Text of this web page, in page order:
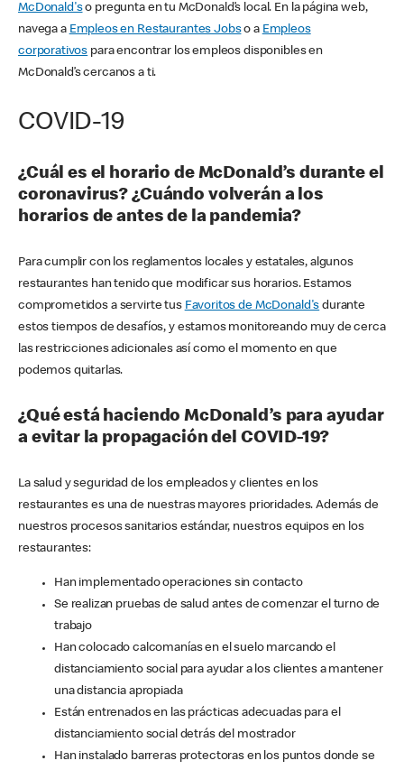
McDonald'so pregunta en tu McDonald’s local. En la página web,
navega a Empleos en Restaurantes Jobso a Empleos
corporativos para encontrar los empleos disponibles en
McDonald’s cercanos a ti.
COVID-19
¿Cuál es el horario de McDonald’s durante el
coronavirus? ¿Cuándo volverán a los
horarios de antes de la pandemia?
Para cumplir con los reglamentos locales y estatales, algunos
restaurantes han tenido que modificar sus horarios. Estamos
comprometidos a servirte tus Favoritos de McDonald's durante
estos tiempos de desafíos, y estamos monitoreando muy de cerca
las restricciones adicionales así como el momento en que
podemos quitarlas.
¿Qué está haciendo McDonald’s para ayudar
a evitar la propagación del COVID-19?
La salud y seguridad de los empleados y clientes en los
restaurantes es una de nuestras mayores prioridades. Además de
nuestros procesos sanitarios estándar, nuestros equipos en los
restaurantes:
Han implementado operaciones sin contacto
Se realizan pruebas de salud antes de comenzar el turno de
trabajo
Han colocado calcomanías en el suelo marcando el
distanciamiento social para ayudar a los clientes a mantener
una distancia apropiada
Están entrenados en las prácticas adecuadas para el
distanciamiento social detrás del mostrador
Han instalado barreras protectoras en los puntos donde se